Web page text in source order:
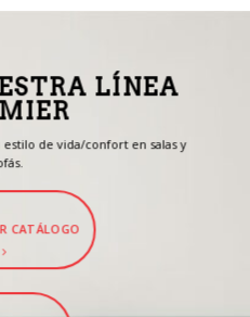
LÍNEA
de vida/confort en salas y
CATÁLOGO